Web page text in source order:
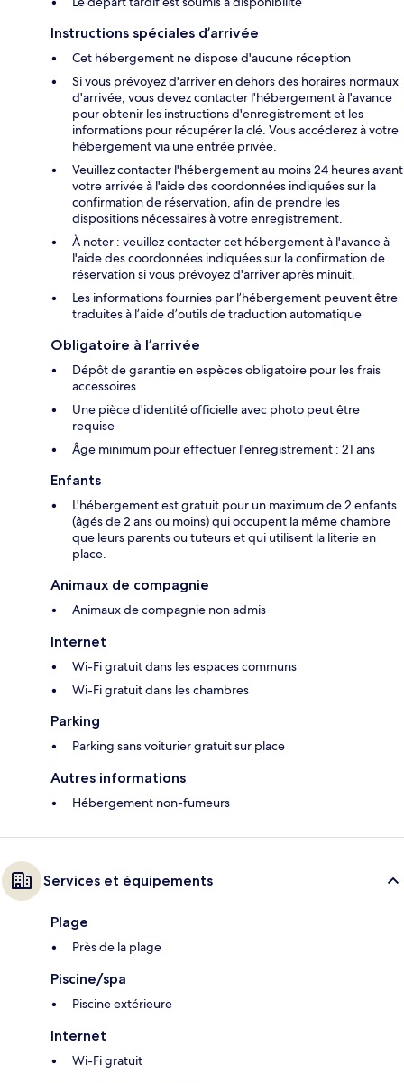
Instructions spéciales d’arrivée
Cet hébergement ne dispose d'aucune réception
Si vous prévoyez d'arriver en dehors des horaires normaux
d'arrivée, vous devez contacter l'hébergement à l'avance
pour obtenir les instructions d'enregistrement et les
informations pour récupérer la clé. Vous accéderez à votre
hébergement via une entrée privée.
Veuillez contacter l'hébergement au moins 24 heures avant
votre arrivée à l'aide des coordonnées indiquées sur la
confirmation de réservation, afin de prendre les
dispositions nécessaires à votre enregistrement.
À noter : veuillez contacter cet hébergement à l'avance à
l'aide des coordonnées indiquées sur la confirmation de
réservation si vous prévoyez d'arriver après minuit.
Les informations fournies par l’hébergement peuvent être
traduites à l’aide d’outils de traduction automatique
Obligatoire à l’arrivée
Dépôt de garantie en espèces obligatoire pour les frais
accessoires
Une pièce d'identité officielle avec photo peut être
requise
Âge minimum pour effectuer l'enregistrement : 21 ans
Enfants
L'hébergement est gratuit pour un maximum de 2 enfants
(âgés de 2 ans ou moins) qui occupent la même chambre
que leurs parents ou tuteurs et qui utilisent la literie en
place.
Animaux de compagnie
Animaux de compagnie non admis
Internet
Wi-Fi gratuit dans les espaces communs
Wi-Fi gratuit dans les chambres
Parking
Parking sans voiturier gratuit sur place
Autres informations
Hébergement non-fumeurs
Services et équipements
Plage
Près de la plage
Piscine/spa
Piscine extérieure
Internet
Wi-Fi gratuit